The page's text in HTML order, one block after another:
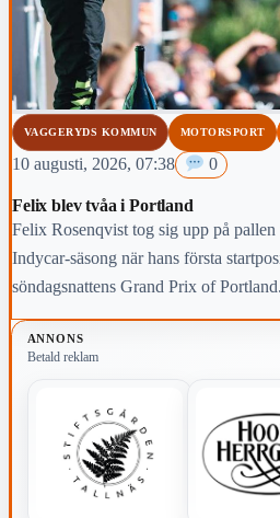
VAGGERYDS KOMMUN MOTORSPORT
10 augusti, 2026, 07:38 0
Felix blev tvåa i Portland
Felix Rosenqvist tog sig upp på
Indycar-säsong när hans första
söndagsnattens Grand Prix of
i karriären som Värnamoföraren
ANNONS
Betald reklam